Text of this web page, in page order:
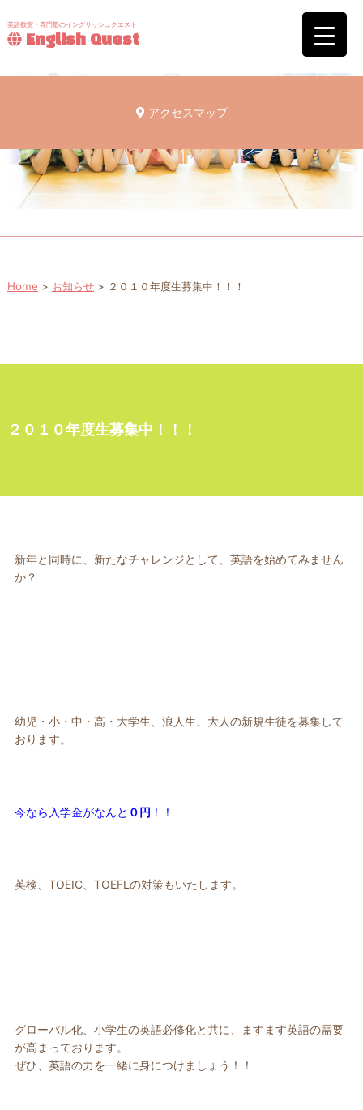
英語教室・専門塾のイングリッシュクエスト
English Quest
アクセスマップ
Home > お知らせ> ２０１０年度生募集中！！！
２０１０年度生募集中！！！
新年と同時に、新たなチャレンジとして、英語を始めてみません
か？
幼児・小・中・高・大学生、浪人生、大人の新規生徒を募集して
おります。
今なら入学金がなんと ０円 ！！
英検、TOEIC、TOEFLの対策もいたします。
グローバル化、小学生の英語必修化と共に、ますます英語の需要
が高まっております。
ぜひ、英語の力を一緒に身につけましょう！！